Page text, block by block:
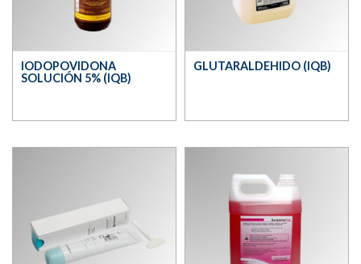
IODOPOVIDONA
SOLUCIÓN 5% (IQB)
GLUTARALDEHIDO (IQB)